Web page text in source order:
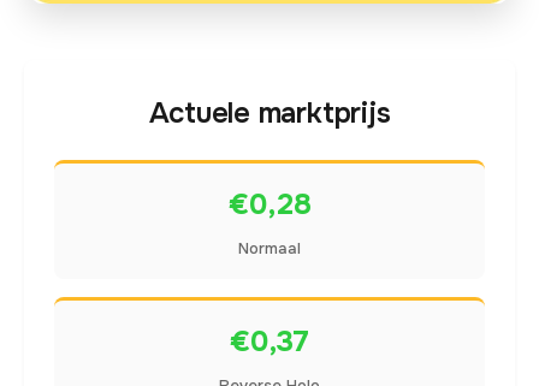
Actuele marktprijs
€0,28
Normaal
€0,37